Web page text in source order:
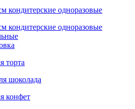
кондитерские одноразовые
кондитерские одноразовые
торта
шоколада
конфет